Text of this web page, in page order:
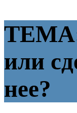
ТЕМА:
или
нее?